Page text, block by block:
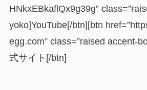
HNkxEBkaflQx9g39g”
yoko]YouTube[/btn][btn
egg.com” class=”raised accent-
式サイト[/btn]